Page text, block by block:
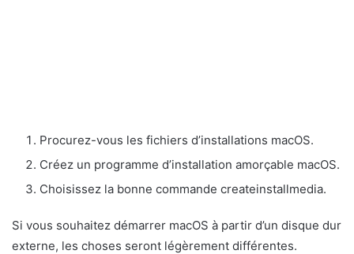
Procurez-vous les fichiers d’installations macOS.
Créez un programme d’installation amorçable macOS.
Choisissez la bonne commande createinstallmedia.
Si vous souhaitez démarrer macOS à partir d’un disque dur
externe, les choses seront légèrement différentes.